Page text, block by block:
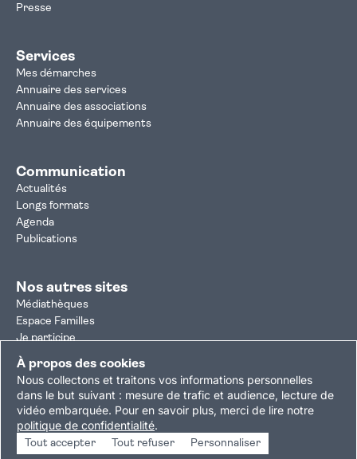
À propos des cookies
Nous collectons et traitons vos informations personnelles
dans le but suivant : mesure de trafic et audience, lecture de
vidéo embarquée. Pour en savoir plus, merci de lire notre
politique de confidentialité.
Tout accepter Tout refuser Personnaliser
Presse
Services
Mes démarches
Annuaire des services
Annuaire des associations
Annuaire des équipements
Communication
Actualités
Longs formats
Agenda
Publications
Nos autres sites
Médiathèques
Espace Familles
Je participe
Autorisation d'urbanisme
Résultats électoraux
Plan du site Nous contacterMentions légales
Politique de confidentialitéAccessibilité : partiellement conforme
Gestion des cookies
Copyright © 2026 Ville de Villejuif